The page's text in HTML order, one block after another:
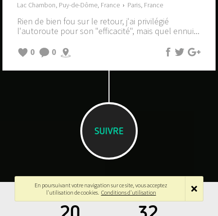
Lac Chambon, Puy-de-Dôme, France › Paris, France
Rien de bien fou sur le retour, j'ai privilégié
l'autoroute pour son "efficacité", mais quel ennui...
0
0
SUIVRE
En poursuivant votre navigation sur ce site, vous acceptez
l'utilisation de cookies. Conditions d'utilisation